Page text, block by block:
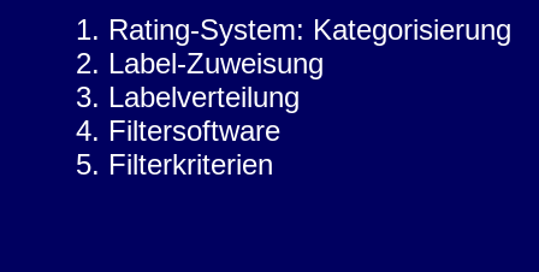
Rating-System: Kategorisierung
Label-Zuweisung
Labelverteilung
Filtersoftware
Filterkriterien